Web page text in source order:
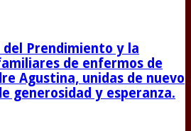
del Prendimiento y la
de enfermos de
Agustina, unidas de nuevo
generosidad y esperanza.